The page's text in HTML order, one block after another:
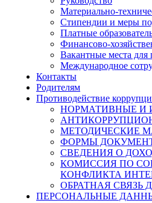
Материально-
Стипендии и меры
Платные
Финансово-
Вакантные места
Международное
Контакты
Родителям
Противодействие
НОРМАТИВНЫЕ И
МЕТОДИЧЕСКИЕ
ФОРМЫ
СВЕДЕНИЯ О
КОМИССИЯ ПО
КОНФЛИКТА
ОБРАТНАЯ
ПЕРСОНАЛЬНЫЕ